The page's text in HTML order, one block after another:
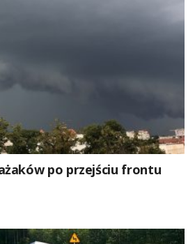
po przejściu frontu